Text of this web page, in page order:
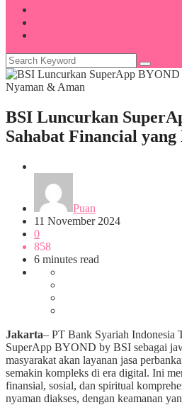
BSI Luncurkan
Sahabat Financial
Puan
11 November 2024
0
858
6 minutes read
Jakarta– PT Bank Syariah Indonesia
SuperApp BYOND by BSI sebagai
masyarakat akan layanan jasa
semakin kompleks di era digital. Ini
finansial, sosial, dan spiritual
nyaman diakses, dengan keamanan